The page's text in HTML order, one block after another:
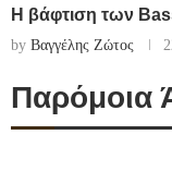
Η βάφτιση των
by Βαγγέλης Ζώτος
Παρόμοια